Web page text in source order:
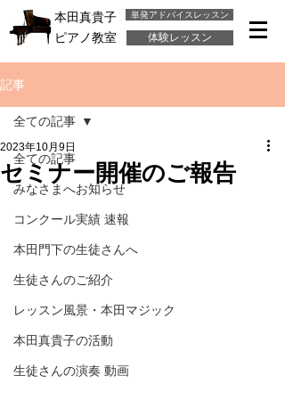
単発アドバイスレッスン
本田真貴子
ピアノ教室
体験レッスン
記事
全ての記事
みなさまへお知らせ
コンクール実績 速報
本田門下の生徒さんへ
生徒さんのご紹介
レッスン風景・本田マジック
本田真貴子の活動
生徒さんの演奏 動画
全ての記事
セミナー開催のご報告
2023年10月9日